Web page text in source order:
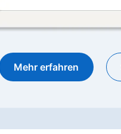
Mehr erfahren